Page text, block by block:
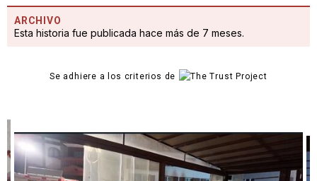
ARCHIVO
Esta historia fue publicada hace más de 7 meses.
Se adhiere a los criterios de